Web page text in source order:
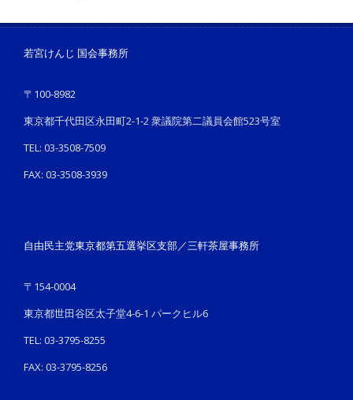
若宮けんじ 国会事務所
〒100-8982
東京都千代田区永田町2-1-2 衆議院第二議員会館523号室
TEL: 03-3508-7509
FAX: 03-3508-3939
自由民主党東京都第五選挙区支部／三軒茶屋事務所
〒154-0004
東京都世田谷区太子堂4-6-1 パークヒル6
TEL: 03-3795-8255
FAX: 03-3795-8256